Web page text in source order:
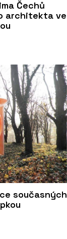
Čechů
architekta ve
současných